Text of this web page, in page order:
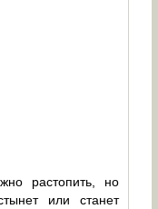
растопить, но
или станет